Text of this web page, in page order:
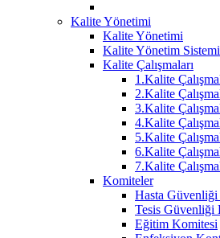
Kalite Yönetimi
Kalite Yönetimi
Kalite Yönetim
Kalite Çalışmaları
1.Kalite
2.Kalite
3.Kalite
4.Kalite
5.Kalite
6.Kalite
7.Kalite
Komiteler
Hasta
Tesis Güvenliği
Eğitim Komitesi